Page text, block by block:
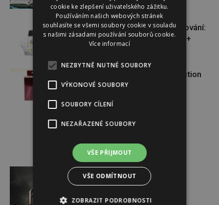
VÝHERCI: novinka ve světě opalování:
Heliocare Water Gel SPF 50+
VÝHERCI: o krásnou vůni Attraction
Sensation od AVONu
Reklama
cookie ke zlepšení uživatelského zážitku.
Používáním našich webových stránek
souhlasíte se všemi soubory cookie v souladu
s našimi zásadami používání souborů cookie.
Více informací
NEZBYTNĚ NUTNÉ SOUBORY
VÝKONOVÉ SOUBORY
SOUBORY CÍLENÍ
NEZAŘAZENÉ SOUBORY
VŠE PŘIJMOUT
VŠE ODMÍTNOUT
ZOBRAZIT PODROBNOSTI